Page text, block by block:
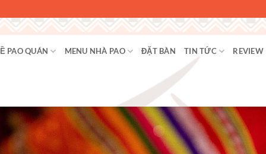
PAO QUÁN MENU NHÀ PAO ĐẶT BÀN TIN TỨC REVIEW